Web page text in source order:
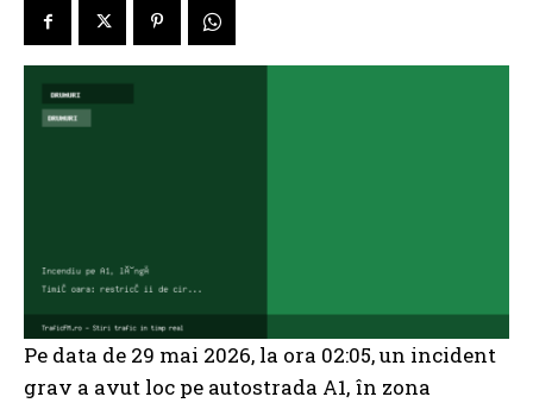
Pe data de 29 mai 2026, la ora 02:05, un incident
grav a avut loc pe autostrada A1, în zona